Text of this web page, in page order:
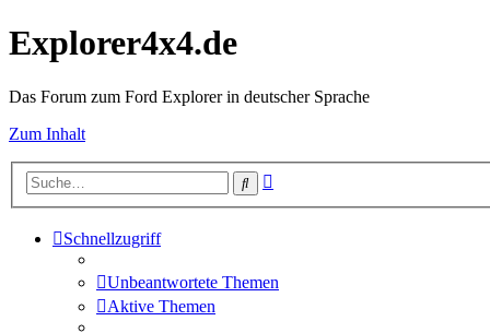
Explorer4x4.de
Das Forum zum Ford Explorer in deutscher Sprache
Zum Inhalt
Suche
Schnellzugriff
Unbeantwortete Themen
Aktive Themen